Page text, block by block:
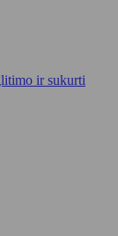
ir sukurti